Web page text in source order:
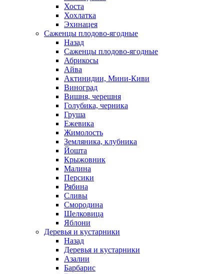
Хоста
Хохлатка
Эхинацея
Саженцы плодово-ягодные
Назад
Саженцы плодово-ягодные
Абрикосы
Айва
Актинидии, Мини-Киви
Виноград
Вишня, черешня
Голубика, черника
Груша
Ежевика
Жимолость
Земляника, клубника
Йошта
Крыжовник
Малина
Персики
Рябина
Сливы
Смородина
Шелковица
Яблони
Деревья и кустарники
Назад
Деревья и кустарники
Азалии
Барбарис